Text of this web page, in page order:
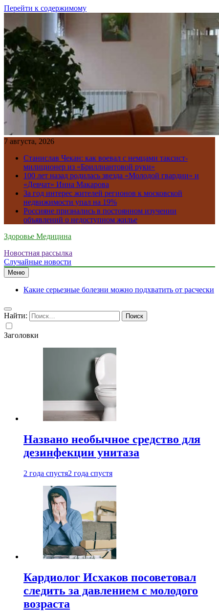
Перейти к содержимому
7 августа, 2026
Станислав Чекан: как воевал с немцами таксист-
милиционер из «Бриллиантовой руки»
100 лет назад родилась звезда «Молодой гвардии» и
«Девчат» Инна Макарова
За год интерес жителей регионов к московской
недвижимости упал на 19%
Россияне признались в постоянном изучении
объявлений о недоступном жилье
Здоровье Медицина
Новостная рассылка
Случайные новости
Меню
Какие серьезные болезни можно подхватить от расчески
Найти:
Заголовки
Названо необычное средство для
дезинфекции унитаза
2 года спустя2 года спустя
Кардиолог Исхаков посоветовал
следить за давлением с молодого
возраста